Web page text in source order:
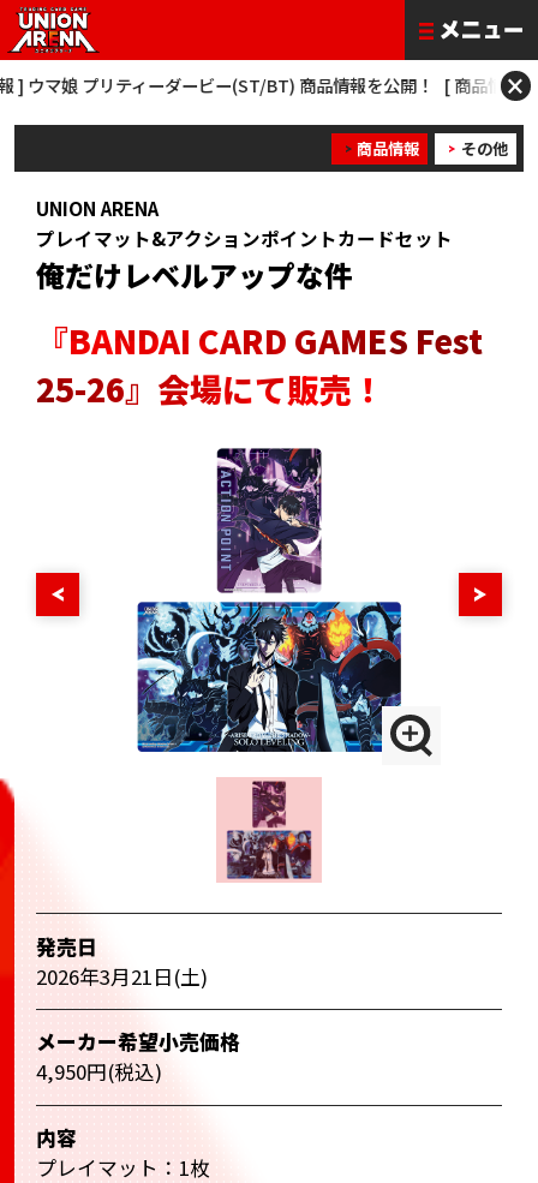
娘 プリティーダービー(ST/BT) 商品情報を公開！ [ 商品情報 ] 僕の×
商品情報 その他
UNION ARENA
プレイマット&アクションポイントカードセット
俺だけレベルアップな件
『BANDAI CARD GAMES Fest
25-26』会場にて販売！
発売日
2026年3月21日(土)
メーカー希望小売価格
4,950円(税込)
内容
プレイマット：1枚